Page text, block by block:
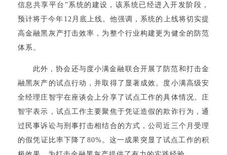
信息共享平台”系统的建设，该系统已经进入开发阶段，
预计将于今年12月底上线。他强调，系统的上线将切实提
高金融黑灰产打击效率，为整个行业构建更为健全的防范
体系。
此外，协会还与度小满金融联合开展了防范和打击金
融黑灰产的试点行动，并取得了显著成效。度小满高级安
全经理庄智宇在座谈会上分享了试点工作的具体情况。庄
智宇表示，试点工作主要聚焦于凭证造假的欺诈行为，通
过民事诉讼与刑事打击相结合的方式，公司近三个月受理
的假凭证比率下降了80%。这一成果突显了试点工作的积